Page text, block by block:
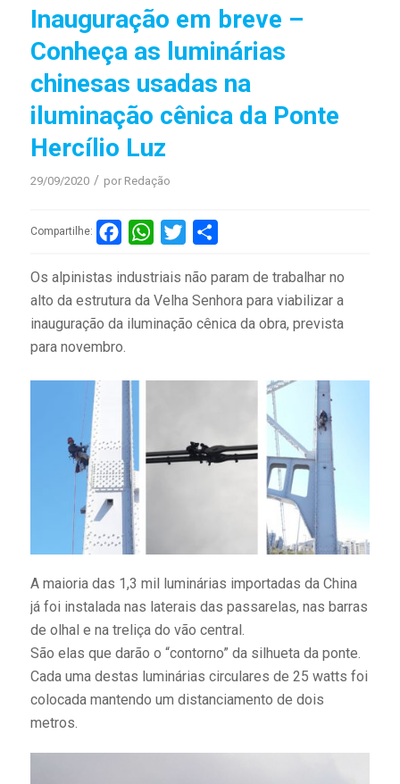
Inauguração em breve –
Conheça as luminárias
chinesas usadas na
iluminação cênica da Ponte
Hercílio Luz
29/09/2020 / por Redação
Compartilhe: FacebookWhatsApp
Twitter
Os alpinistas industriais não param de trabalhar no
alto da estrutura da Velha Senhora para viabilizar a
inauguração da iluminação cênica da obra, prevista
para novembro.
A maioria das 1,3 mil luminárias importadas da China
já foi instalada nas laterais das passarelas, nas barras
de olhal e na treliça do vão central.
São elas que darão o “contorno” da silhueta da ponte.
Cada uma destas luminárias circulares de 25 watts foi
colocada mantendo um distanciamento de dois
metros.